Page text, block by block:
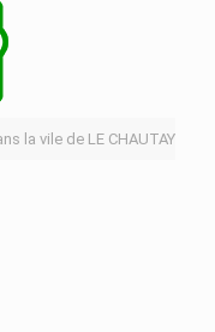
la vile de LE CHAUTAY